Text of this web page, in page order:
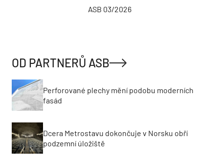
ASB 03/2026
OD PARTNERŮ ASB
Perforované plechy mění podobu moderních
fasád
Dcera Metrostavu dokončuje v Norsku obří
podzemní úložiště